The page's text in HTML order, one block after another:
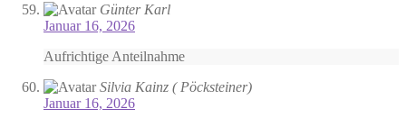
Günter Karl
Januar 16, 2026
Aufrichtige Anteilnahme
Silvia Kainz ( Pöcksteiner)
Januar 16, 2026